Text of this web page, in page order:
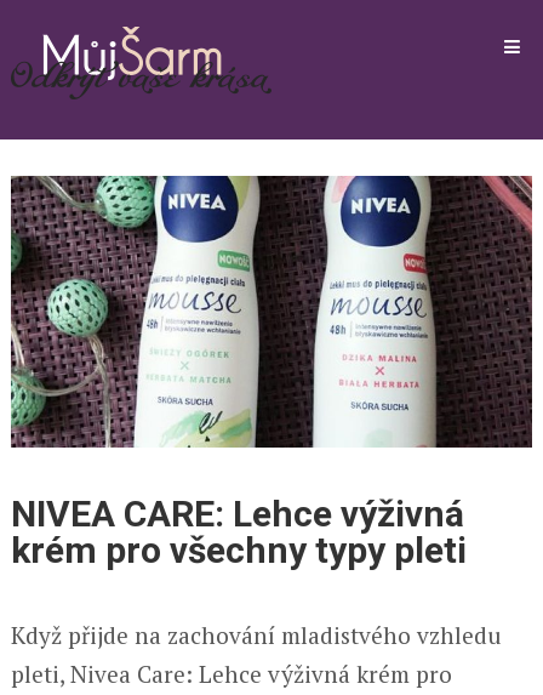
NIVEA CARE: Lehce výživná
krém pro všechny typy pleti
Když přijde na zachování mladistvého vzhledu
pleti, Nivea Care: Lehce výživná krém pro